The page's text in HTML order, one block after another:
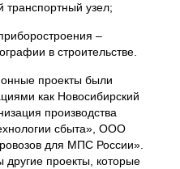
узел;
–
в строительстве.
проекты были
как Новосибирский
производства
сбыта», ООО
для МПС России».
проекты, которые